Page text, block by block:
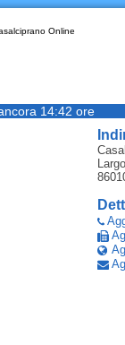
Online
14:42 ore